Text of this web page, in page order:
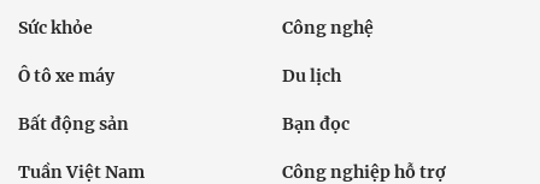
Sức khỏe Công nghệ
Ô tô xe máy Du lịch
Bất động sản Bạn đọc
Tuần Việt Nam Công nghiệp hỗ trợ